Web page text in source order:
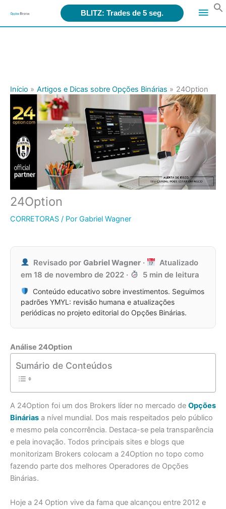
for: BLITZ: Trades de 5 seg.
Início Artigos e Dicas sobre Opções Binárias 24Option
24Option
CORRETORAS / Por Gabriel Wagner
Revisado porGabriel Wagner ·
Atualizado
em 18 de novembro de 2022 · 5 min de leitura
Conteúdo educativo sobre investimentos. Seguimos
padrões YMYL: revisão humana e atualizações
periódicas no projeto editorial do Opções Binárias.
Análise 24Option
Sumário de Conteúdos
A 24Option foi um dos Brokers líder no mercado de Opções
Binárias a nível mundial. Dos mais respeitados pelo público
e mesmo pela concorrência. Destaca-se pela transparência
e pela inovação. Todos principais sites e blogs que
monitorizam Brokers colocam a 24Option no topo como
fazendo parte dos melhores Operadores de Opções
Binárias.
Hoje a 24 Option vive da fama que alcançou entre 2012 e